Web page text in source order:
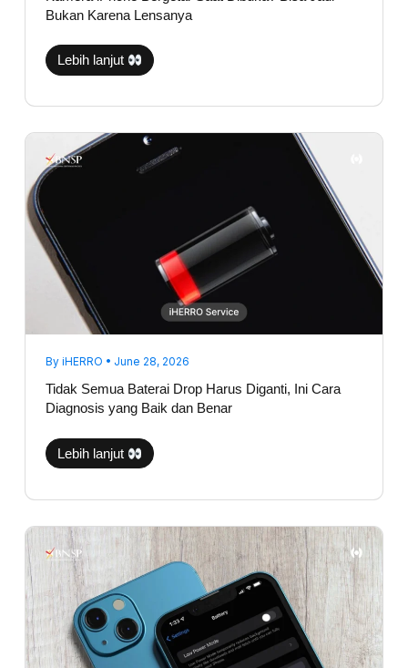
Bukan Karena Lensanya
Lebih lanjut
By iHERRO • June 28, 2026
Tidak Semua Baterai Drop Harus Diganti, Ini Cara
Diagnosis yang Baik dan Benar
Semua
Baterai
Diagnosis
yang
Baik
dan
Benar
Lebih lanjut
Battery
Health
Masih
85%,
Tapi
iPhone
Cepat
Habis?
Ini
Penyebab
Sebenarnya